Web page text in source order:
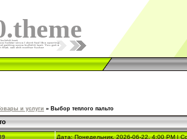
и услуги » Выбор теплого пальто
Дата: Понедельник, 2026-06-22, 4:00 PM |